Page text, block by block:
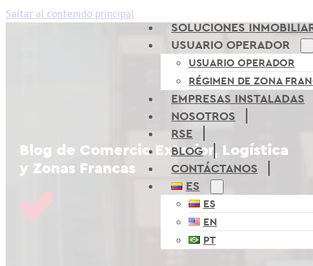
Saltar al contenido principal
SOLUCIONES
USUARIO OPERADOR
USUARIO OPERADOR
RÉGIMEN DE ZONA
EMPRESAS INSTALADAS
NOSOTROS
RSE
BLOG
CONTÁCTANOS
ES
ES
EN
PT
Blog de Comercio Exterior, Logística
y Zonas Francas